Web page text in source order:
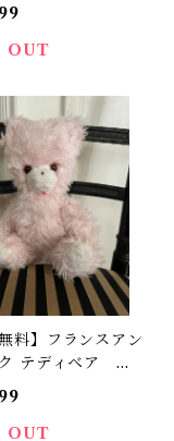
ンテージ【73
ランスバイヤーセ
OUT
無料】フランスアン
テディベア ピ
まさん ぬいぐる
テージ【665】
スバイヤーセレク
OUT